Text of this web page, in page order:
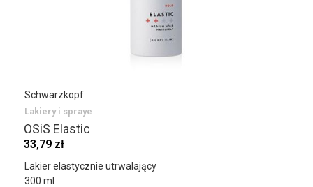
Schwarzkopf
Lakiery i spraye
OSiS Elastic
33,79 zł
Lakier elastycznie utrwalający
300 ml